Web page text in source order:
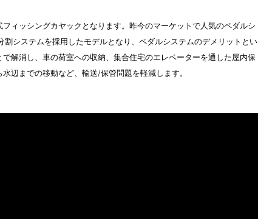
ィッシングカヤックとなります。昨今のマーケットで人気のペダルシ
割システムを採用したモデルとなり、ペダルシステムのデメリットとい
解消し、車の荷室への収納、集合住宅のエレベーターを通した屋内保
辺までの移動など、輸送/保管問題を軽減します。